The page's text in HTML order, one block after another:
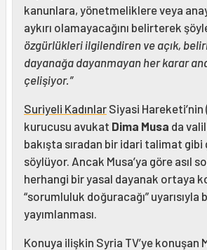
kanunlara, yönetmeliklere veya
aykırı olamayacağını belirterek
özgürlükleri ilgilendiren ve açık,
dayanağa dayanmayan her karar
çelişiyor.”
Suriyeli Kadınlar Siyasi Hareketi’nin
kurucusu avukat Dima Musa da
bakışta sıradan bir idari talimat gibi
söylüyor. Ancak Musa’ya göre asıl
herhangi bir yasal dayanak ortaya
“sorumluluk doğuracağı” uyarısıyla
yayımlanması.
Konuya ilişkin Syria TV’ye konuşan